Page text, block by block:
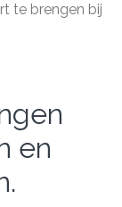
te brengen bij
en